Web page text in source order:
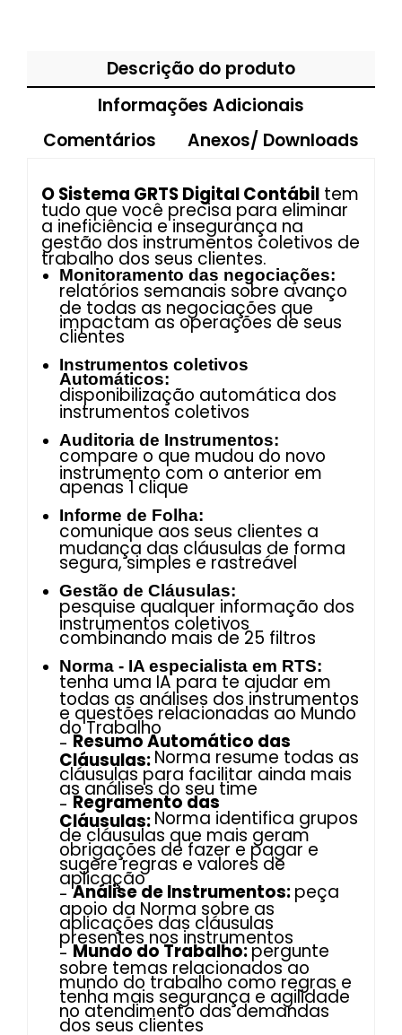
Descrição do produto
Informações Adicionais
Comentários
Anexos/ Downloads
O Sistema GRTS Digital Contábil tem
tudo que você precisa para eliminar
a ineficiência e insegurança na
gestão dos instrumentos coletivos de
trabalho dos seus clientes.
Monitoramento das negociações:
relatórios semanais sobre avanço
de todas as negociações que
impactam as operações de seus
clientes
Instrumentos coletivos
Automáticos:
disponibilização automática dos
instrumentos coletivos
Auditoria de Instrumentos:
compare o que mudou do novo
instrumento com o anterior em
apenas 1 clique
Informe de Folha:
comunique aos seus clientes a
mudança das cláusulas de forma
segura, simples e rastreável
Gestão de Cláusulas:
pesquise qualquer informação dos
instrumentos coletivos
combinando mais de 25 filtros
Norma - IA especialista em RTS:
tenha uma IA para te ajudar em
todas as análises dos instrumentos
e questões relacionadas ao Mundo
do Trabalho
- Resumo Automático das
Cláusulas: Norma resume todas as
cláusulas para facilitar ainda mais
as análises do seu time
- Regramento das
Cláusulas: Norma identifica grupos
de cláusulas que mais geram
obrigações de fazer e pagar e
sugere regras e valores de
aplicação
-Análise de Instrumentos:peça
apoio da Norma sobre as
aplicações das cláusulas
presentes nos instrumentos
- Mundo do Trabalho:pergunte
sobre temas relacionados ao
mundo do trabalho como regras e
tenha mais segurança e agilidade
no atendimento das demandas
dos seus clientes